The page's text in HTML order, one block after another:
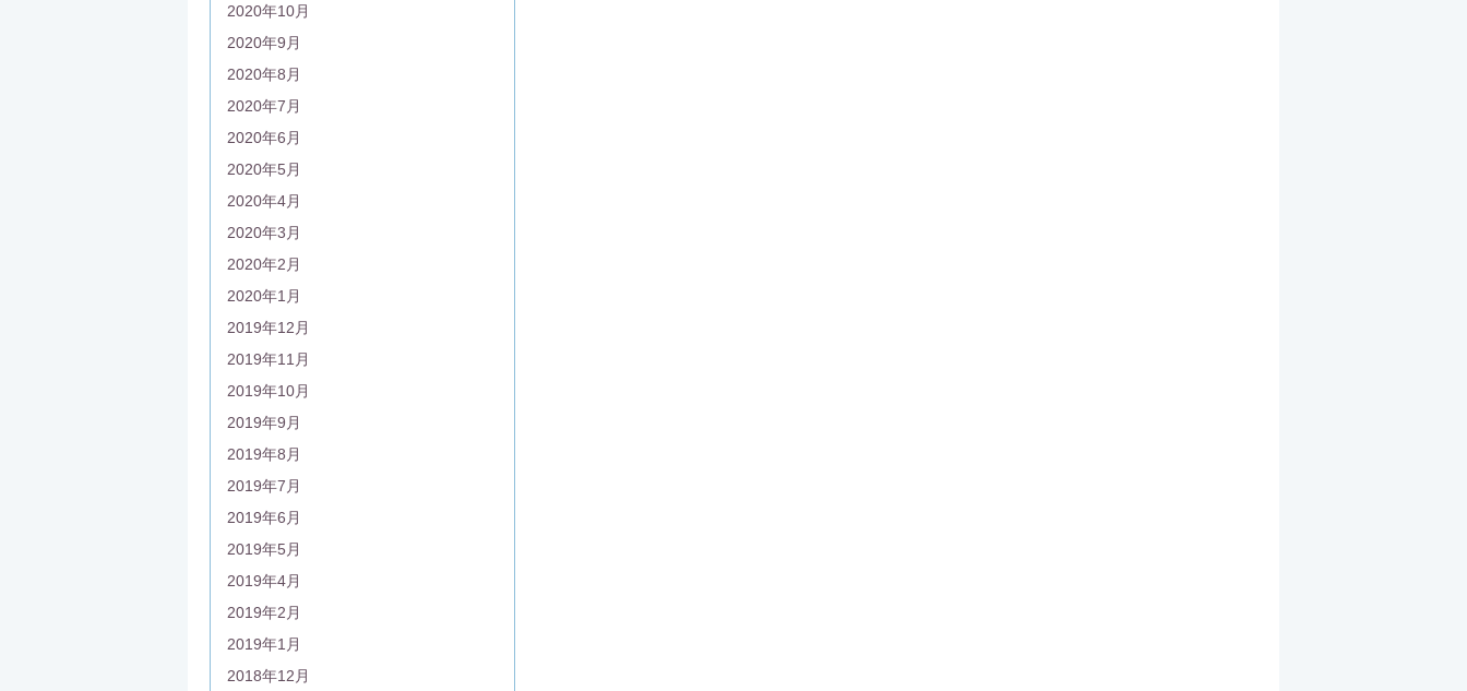
2020年10月
2020年9月
2020年8月
2020年7月
2020年6月
2020年5月
2020年4月
2020年3月
2020年2月
2020年1月
2019年12月
2019年11月
2019年10月
2019年9月
2019年8月
2019年7月
2019年6月
2019年5月
2019年4月
2019年2月
2019年1月
2018年12月